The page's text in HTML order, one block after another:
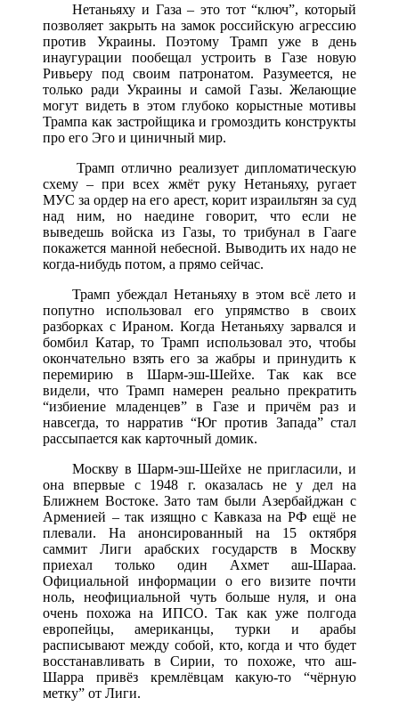
Нетаньяху и Газа – это тот “ключ”, который
позволяет закрыть на замок российскую агрессию
против Украины. Поэтому Трамп уже в день
инаугурации пообещал устроить в Газе новую
Ривьеру под своим патронатом. Разумеется, не
только ради Украины и самой Газы. Желающие
могут видеть в этом глубоко корыстные мотивы
Трампа как застройщика и громоздить конструкты
про его Эго и циничный мир.
Трамп отлично реализует дипломатическую
схему – при всех жмёт руку Нетаньяху, ругает
МУС за ордер на его арест, корит израильтян за суд
над ним, но наедине говорит, что если не
выведешь войска из Газы, то трибунал в Гааге
покажется манной небесной. Выводить их надо не
когда-нибудь потом, а прямо сейчас.
Трамп убеждал Нетаньяху в этом всё лето и
попутно использовал его упрямство в своих
разборках с Ираном. Когда Нетаньяху зарвался и
бомбил Катар, то Трамп использовал это, чтобы
окончательно взять его за жабры и принудить к
перемирию в Шарм-эш-Шейхе. Так как все
видели, что Трамп намерен реально прекратить
“избиение младенцев” в Газе и причём раз и
навсегда, то нарратив “Юг против Запада” стал
рассыпается как карточный домик.
Москву в Шарм-эш-Шейхе не пригласили, и
она впервые с 1948 г. оказалась не у дел на
Ближнем Востоке. Зато там были Азербайджан с
Арменией – так изящно с Кавказа на РФ ещё не
плевали. На анонсированный на 15 октября
саммит Лиги арабских государств в Москву
приехал только один Ахмет аш-Шараа.
Официальной информации о его визите почти
ноль, неофициальной чуть больше нуля, и она
очень похожа на ИПСО. Так как уже полгода
европейцы, американцы, турки и арабы
расписывают между собой, кто, когда и что будет
восстанавливать в Сирии, то похоже, что аш-
Шарра привёз кремлёвцам какую-то “чёрную
метку” от Лиги.